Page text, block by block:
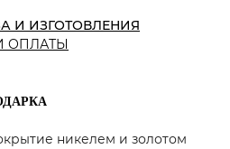
И ИЗГОТОВЛЕНИЯ
ОПЛАТЫ
никелем и золотом